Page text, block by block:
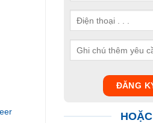
HOẶC